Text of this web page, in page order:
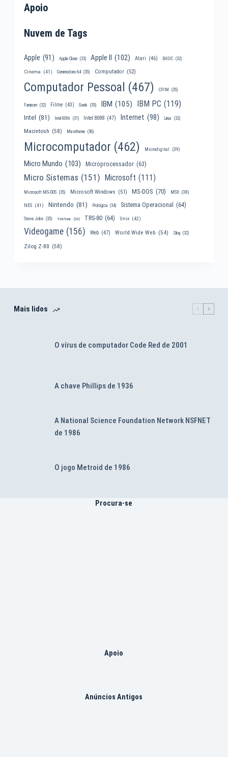
Apoio
Nuvem de Tags
Apple (91) Apple Clone (33) Apple II (102) Atari (46) BASIC (32)
Cinema (41) Commodore 64 (35) Computador (52)
Computador Pessoal (467) CP/M (35)
Famicom (32) Filme (43) Geek (35) IBM (105) IBM PC (119)
Intel (81) Intel 8086 (31) Intel 8088 (47) Internet (98) Linux (32)
Macintosh (58) Mainframe (36)
Microcomputador (462) Microdigital (39)
Micro Mundo (103) Microprocessador (63)
Micro Sistemas (151) Microsoft (111)
Microsoft MS-DOS (35) Microsoft Windows (51) MS-DOS (70) MSX (38)
NES (41) Nintendo (81) Prológica (34) Sistema Operacional (64)
Steve Jobs (35) Telefone (30) TRS-80 (64) Unix (42)
Videogame (156) Web (47) World Wide Web (54) Zilog (32)
Zilog Z-80 (58)
Mais lidos
O vírus de computador Code Red de 2001
A chave Phillips de 1936
A National Science Foundation Network NSFNET
de 1986
O jogo Metroid de 1986
Procura-se
Apoio
Anúncios Antigos